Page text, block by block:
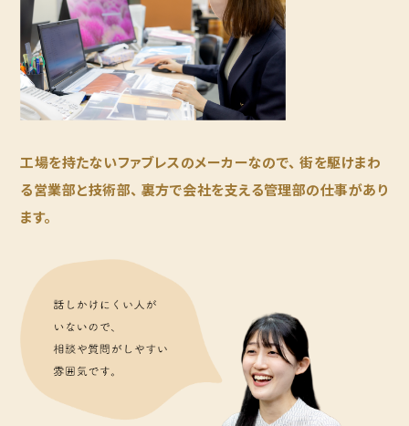
工場を持たないファブレスのメーカーなので、 街を駆けまわ
る営業部と技術部、 裏方で会社を支える管理部の仕事があり
ます。